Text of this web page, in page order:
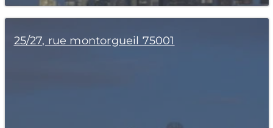
25/27, rue montorgueil 75001